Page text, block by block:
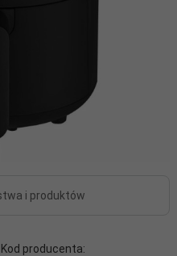
i produktów
Kod producenta: